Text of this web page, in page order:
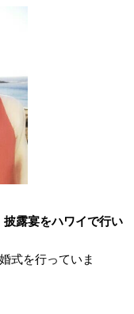
露宴をハワイで行い
式を行っていま